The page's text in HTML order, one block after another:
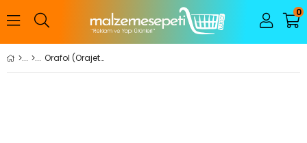
0
Orafol (Orajet) 3641 Beyaz Baskı Folyosu M2 Fiyatıdır